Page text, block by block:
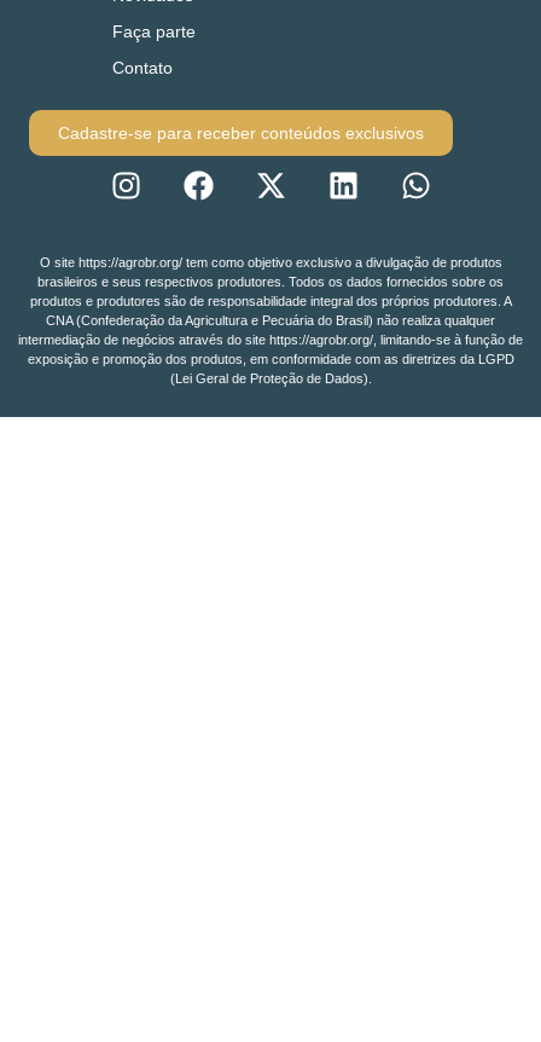
Faça parte
Contato
Cadastre-se para receber conteúdos exclusivos
O site https://agrobr.org/ tem como objetivo exclusivo a divulgação de produtos
brasileiros e seus respectivos produtores. Todos os dados fornecidos sobre os
produtos e produtores são de responsabilidade integral dos próprios produtores. A
CNA (Confederação da Agricultura e Pecuária do Brasil) não realiza qualquer
intermediação de negócios através do site https://agrobr.org/, limitando-se à função de
exposição e promoção dos produtos, em conformidade com as diretrizes da LGPD
(Lei Geral de Proteção de Dados).